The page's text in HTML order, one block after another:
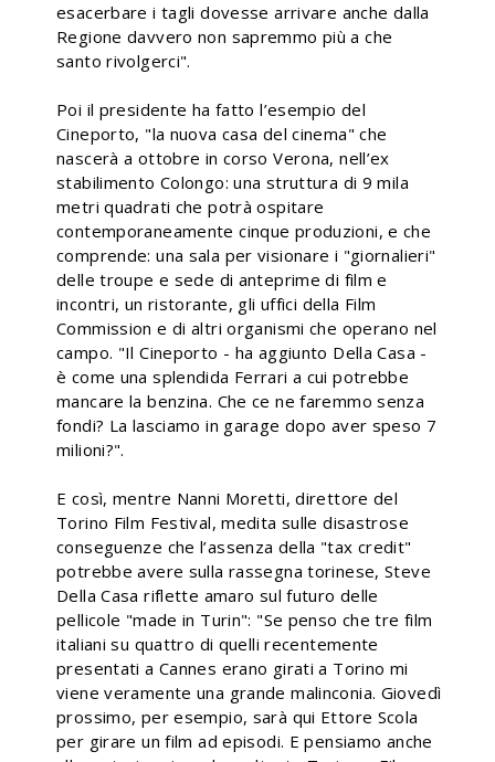
esacerbare i tagli dovesse arrivare anche dalla
Regione davvero non sapremmo più a che
santo rivolgerci".
Poi il presidente ha fatto l’esempio del
Cineporto, "la nuova casa del cinema" che
nascerà a ottobre in corso Verona, nell’ex
stabilimento Colongo: una struttura di 9 mila
metri quadrati che potrà ospitare
contemporaneamente cinque produzioni, e che
comprende: una sala per visionare i "giornalieri"
delle troupe e sede di anteprime di film e
incontri, un ristorante, gli uffici della Film
Commission e di altri organismi che operano nel
campo. "Il Cineporto - ha aggiunto Della Casa -
è come una splendida Ferrari a cui potrebbe
mancare la benzina. Che ce ne faremmo senza
fondi? La lasciamo in garage dopo aver speso 7
milioni?".
E così, mentre Nanni Moretti, direttore del
Torino Film Festival, medita sulle disastrose
conseguenze che l’assenza della "tax credit"
potrebbe avere sulla rassegna torinese, Steve
Della Casa riflette amaro sul futuro delle
pellicole "made in Turin": "Se penso che tre film
italiani su quattro di quelli recentemente
presentati a Cannes erano girati a Torino mi
viene veramente una grande malinconia. Giovedì
prossimo, per esempio, sarà qui Ettore Scola
per girare un film ad episodi. E pensiamo anche